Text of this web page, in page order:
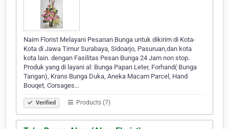
Naim Florist Melayani Pesanan Bunga untuk dikirim di Kota-
Kota di Jawa Timur Surabaya, Sidoarjo, Pasuruan,dan kota
kota lain. dengan Fasilitas Pesan Bunga 24 Jam non stop.
Produk yang di layani al: Bunga Papan Leter, Forhand( Bunga
Tangan), Krans Bunga Duka, Aneka Macam Parcel, Hand
Bouqet, Corsages…
Verified Products (7)